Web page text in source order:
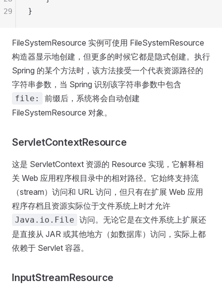
}
29
FileSystemResource 实例可使用 FileSystemResource
构造器显示地创建，但更多的时候它都是隐式创建。执行
Spring 的某个方法时，该方法接受一个代表资源路径的
字符串参数，当 Spring 识别该字符串参数中包含
file:
前缀后，系统将会自动创建
FileSystemResource 对象。
ServletContextResource
这是 ServletContext 资源的 Resource 实现，它解释相
关 Web 应用程序根目录中的相对路径。它始终支持流
（stream）访问和 URL 访问，但只有在扩展 Web 应用
程序存档且资源实际位于文件系统上时才允许
Java.io.File 访问。无论它是在文件系统上扩展还
是直接从 JAR 或其他地方（如数据库）访问，实际上都
依赖于 Servlet 容器。
InputStreamResource